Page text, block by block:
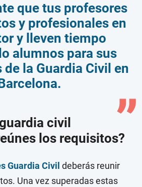
que tus profesores
y profesionales en
y lleven tiempo
alumnos para sus
la Guardia Civil en
civil
los requisitos?
Guardia Civil deberás reunir
Una vez superadas estas